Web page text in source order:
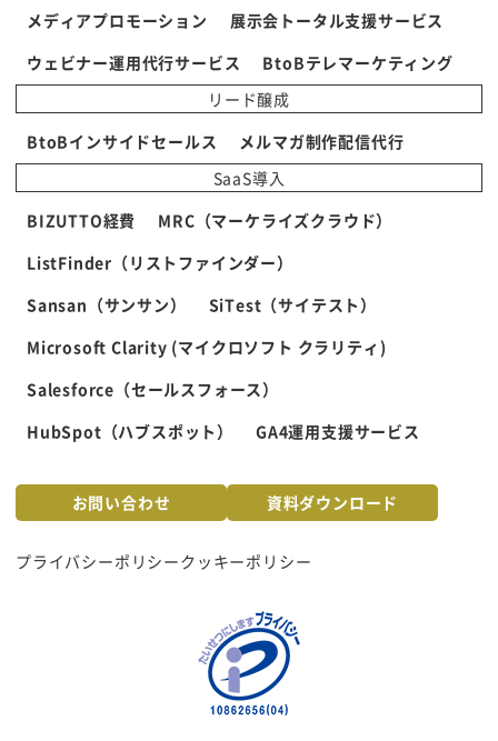
お問い合わせ 資料ダウンロード
プライバシーポリシークッキーポリシー
メディアプロモーション
展示会トータル支援サービス
ウェビナー運用代行サービス
BtoBテレマーケティング
リード醸成
BtoBインサイドセールス
メルマガ制作配信代行
SaaS導入
BIZUTTO経費
MRC（マーケライズクラウド）
ListFinder（リストファインダー）
Sansan（サンサン）
SiTest（サイテスト）
Microsoft Clarity (マイクロソフト クラリティ)
Salesforce（セールスフォース）
HubSpot（ハブスポット）
GA4運用支援サービス